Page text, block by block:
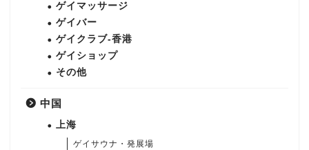
ゲイマッサージ
ゲイバー
ゲイクラブ-香港
ゲイショップ
その他
中国
上海
ゲイサウナ・発展場